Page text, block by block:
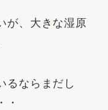
が、大きな湿原
るならまだし
・